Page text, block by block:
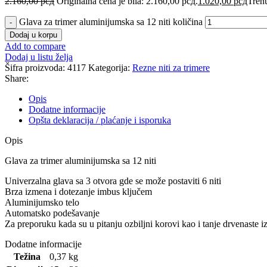
Glava za trimer aluminijumska sa 12 niti količina
Dodaj u korpu
Add to compare
Dodaj u listu želja
Šifra proizvoda: 4117 Kategorija: Rezne niti za trimere
Share:
Opis
Dodatne informacije
Opšta deklaracija / plaćanje i isporuka
Opis
Glava za trimer aluminijumska sa 12 niti
Univerzalna glava sa 3 otvora gde se može postaviti 6 niti
Brza izmena i dotezanje imbus ključem
Aluminijumsko telo
Automatsko podešavanje
Za preporuku kada su u pitanju ozbiljni korovi kao i tanje drvenaste
Dodatne informacije
Težina
0,37 kg